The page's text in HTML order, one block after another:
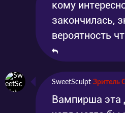
сетях. Оставайтесь с
также делиться своими
эмоциями в
кому
закончилась,
вероятность
SweetSculpt Зритель
Вампирша эта